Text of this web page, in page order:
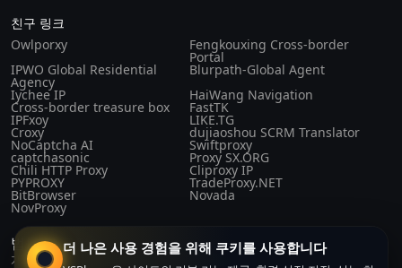
더 나은 사용 경험을 위해 쿠키를 사용합니다
친구 링크
Owlporxy
Fengkouxing Cross-border
Portal
IPWO Global Residential
Agency
Blurpath-Global Agent
Iychee IP
HaiWang Navigation
Cross-border treasure box FastTK
IPFxoy LIKE.TG
Croxy dujiaoshou SCRM Translator
NoCaptcha AI Swiftproxy
captchasonic Proxy SX.ORG
Chili HTTP Proxy Cliproxy IP
PYPROXY TradeProxy.NET
BitBrowser Novada
NovProxy
법률 및 규정
개인 정보 정책 구매 계약이용약관 회사 소개